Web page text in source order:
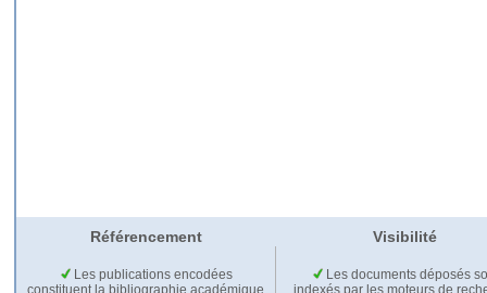
Référencement Visibilité
Les publications encodées
Les documents déposés